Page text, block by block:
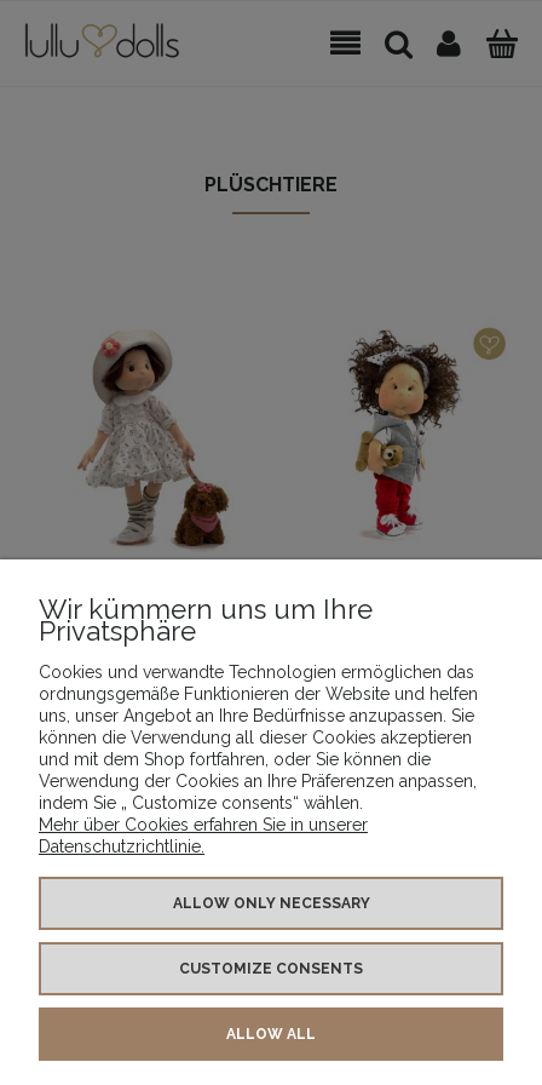
PLÜSCHTIERE
_Pudelwelpe „Malvina“_
13,88 €
ZUM WARENKORB
HINZUFÜGEN
5,73 €
ZUM WARENKORB
HINZUFÜGEN
INFO
PRODUKTE
KONTAKT
Wir kümmern uns um Ihre
Privatsphäre
Cookies und verwandte Technologien ermöglichen das
ordnungsgemäße Funktionieren der Website und helfen
uns, unser Angebot an Ihre Bedürfnisse anzupassen. Sie
können die Verwendung all dieser Cookies akzeptieren
und mit dem Shop fortfahren, oder Sie können die
Verwendung der Cookies an Ihre Präferenzen anpassen,
indem Sie „ Customize consents“ wählen.
Mehr über Cookies erfahren Sie in unserer
Datenschutzrichtlinie.
ALLOW ONLY NECESSARY
CUSTOMIZE CONSENTS
ALLOW ALL